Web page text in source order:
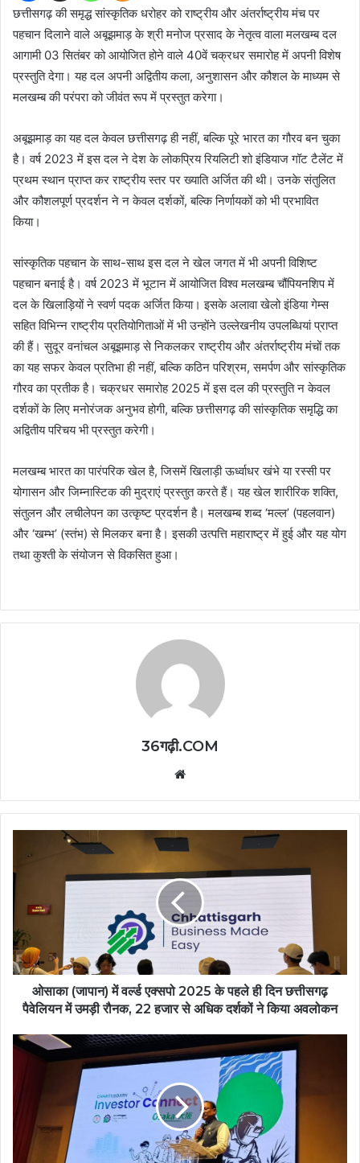
छत्तीसगढ़ की समृद्ध सांस्कृतिक धरोहर को राष्ट्रीय और अंतर्राष्ट्रीय मंच पर
पहचान दिलाने वाले अबूझमाड़ के श्री मनोज प्रसाद के नेतृत्व वाला मलखम्ब दल
आगामी 03 सितंबर को आयोजित होने वाले 40वें चक्रधर समारोह में अपनी विशेष
प्रस्तुति देगा। यह दल अपनी अद्वितीय कला, अनुशासन और कौशल के माध्यम से
मलखम्ब की परंपरा को जीवंत रूप में प्रस्तुत करेगा।
अबूझमाड़ का यह दल केवल छत्तीसगढ़ ही नहीं, बल्कि पूरे भारत का गौरव बन चुका
है। वर्ष 2023 में इस दल ने देश के लोकप्रिय रियलिटी शो इंडियाज गॉट टैलेंट में
प्रथम स्थान प्राप्त कर राष्ट्रीय स्तर पर ख्याति अर्जित की थी। उनके संतुलित
और कौशलपूर्ण प्रदर्शन ने न केवल दर्शकों, बल्कि निर्णायकों को भी प्रभावित
किया।
सांस्कृतिक पहचान के साथ-साथ इस दल ने खेल जगत में भी अपनी विशिष्ट
पहचान बनाई है। वर्ष 2023 में भूटान में आयोजित विश्व मलखम्ब चौंपियनशिप में
दल के खिलाड़ियों ने स्वर्ण पदक अर्जित किया। इसके अलावा खेलो इंडिया गेम्स
सहित विभिन्न राष्ट्रीय प्रतियोगिताओं में भी उन्होंने उल्लेखनीय उपलब्धियां प्राप्त
की हैं। सुदूर वनांचल अबूझमाड़ से निकलकर राष्ट्रीय और अंतर्राष्ट्रीय मंचों तक
का यह सफर केवल प्रतिभा ही नहीं, बल्कि कठिन परिश्रम, समर्पण और सांस्कृतिक
गौरव का प्रतीक है। चक्रधर समारोह 2025 में इस दल की प्रस्तुति न केवल
दर्शकों के लिए मनोरंजक अनुभव होगी, बल्कि छत्तीसगढ़ की सांस्कृतिक समृद्धि का
अद्वितीय परिचय भी प्रस्तुत करेगी।
मलखम्ब भारत का पारंपरिक खेल है, जिसमें खिलाड़ी ऊर्ध्वाधर खंभे या रस्सी पर
योगासन और जिम्नास्टिक की मुद्राएं प्रस्तुत करते हैं। यह खेल शारीरिक शक्ति,
संतुलन और लचीलेपन का उत्कृष्ट प्रदर्शन है। मलखम्ब शब्द ‘मल्ल’ (पहलवान)
और ‘खम्भ’ (स्तंभ) से मिलकर बना है। इसकी उत्पत्ति महाराष्ट्र में हुई और यह योग
तथा कुश्ती के संयोजन से विकसित हुआ।
36गढ़ी.COM
ओसाका (जापान) में वर्ल्ड एक्सपो 2025 के पहले ही दिन छत्तीसगढ़
पैवेलियन में उमड़ी रौनक, 22 हजार से अधिक दर्शकों ने किया अवलोकन